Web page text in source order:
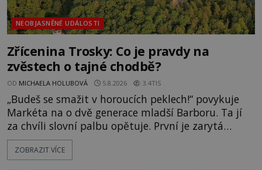
NEOBJASNĚNÉ UDÁLOSTI
Zřícenina Trosky: Co je pravdy na
zvěstech o tajné chodbě?
OD MICHAELA HOLUBOVÁ 5.8.2026 3.4TIS
„Budeš se smažit v horoucích peklech!“ povykuje
Markéta na o dvě generace mladší Barboru. Ta jí
za chvíli slovní palbu opětuje. První je zarytá
katolička, druhá přesvědčená kališnice. A každá z
nich se usídlí na jedné z věží slavného hradu
ZOBRAZIT VÍCE